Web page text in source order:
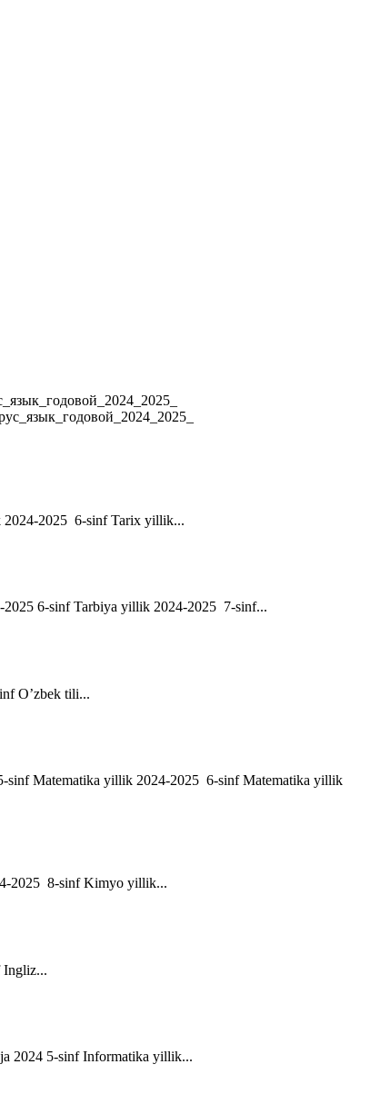
2024-2025 6-sinf Tarix yillik...
6-sinf Tarbiya yillik 2024-2025 7-sinf...
O’zbek tili...
sinf Matematika yillik 2024-2025 6-sinf Matematika yillik
2025 8-sinf Kimyo yillik...
Ingliz...
2024 5-sinf Informatika yillik...